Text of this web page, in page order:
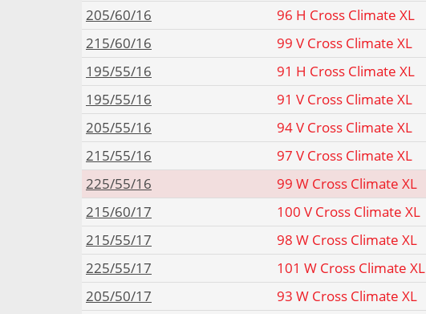
205/60/16
96 H Cross Climate XL
215/60/16
99 V Cross Climate XL
195/55/16
91 H Cross Climate XL
195/55/16
91 V Cross Climate XL
205/55/16
94 V Cross Climate XL
215/55/16
97 V Cross Climate XL
225/55/16
99 W Cross Climate XL
215/60/17
100 V Cross Climate XL
215/55/17
98 W Cross Climate XL
225/55/17
101 W Cross Climate XL
205/50/17
93 W Cross Climate XL